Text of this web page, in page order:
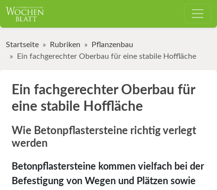
Startseite Rubriken
Pflanzenbau
Ein fachgerechter Oberbau für eine stabile Hoffläche
Ein fachgerechter Oberbau für
eine stabile Hoffläche
Wie Betonpflastersteine richtig verlegt
werden
Betonpflastersteine kommen vielfach bei der
Befestigung von Wegen und Plätzen sowie